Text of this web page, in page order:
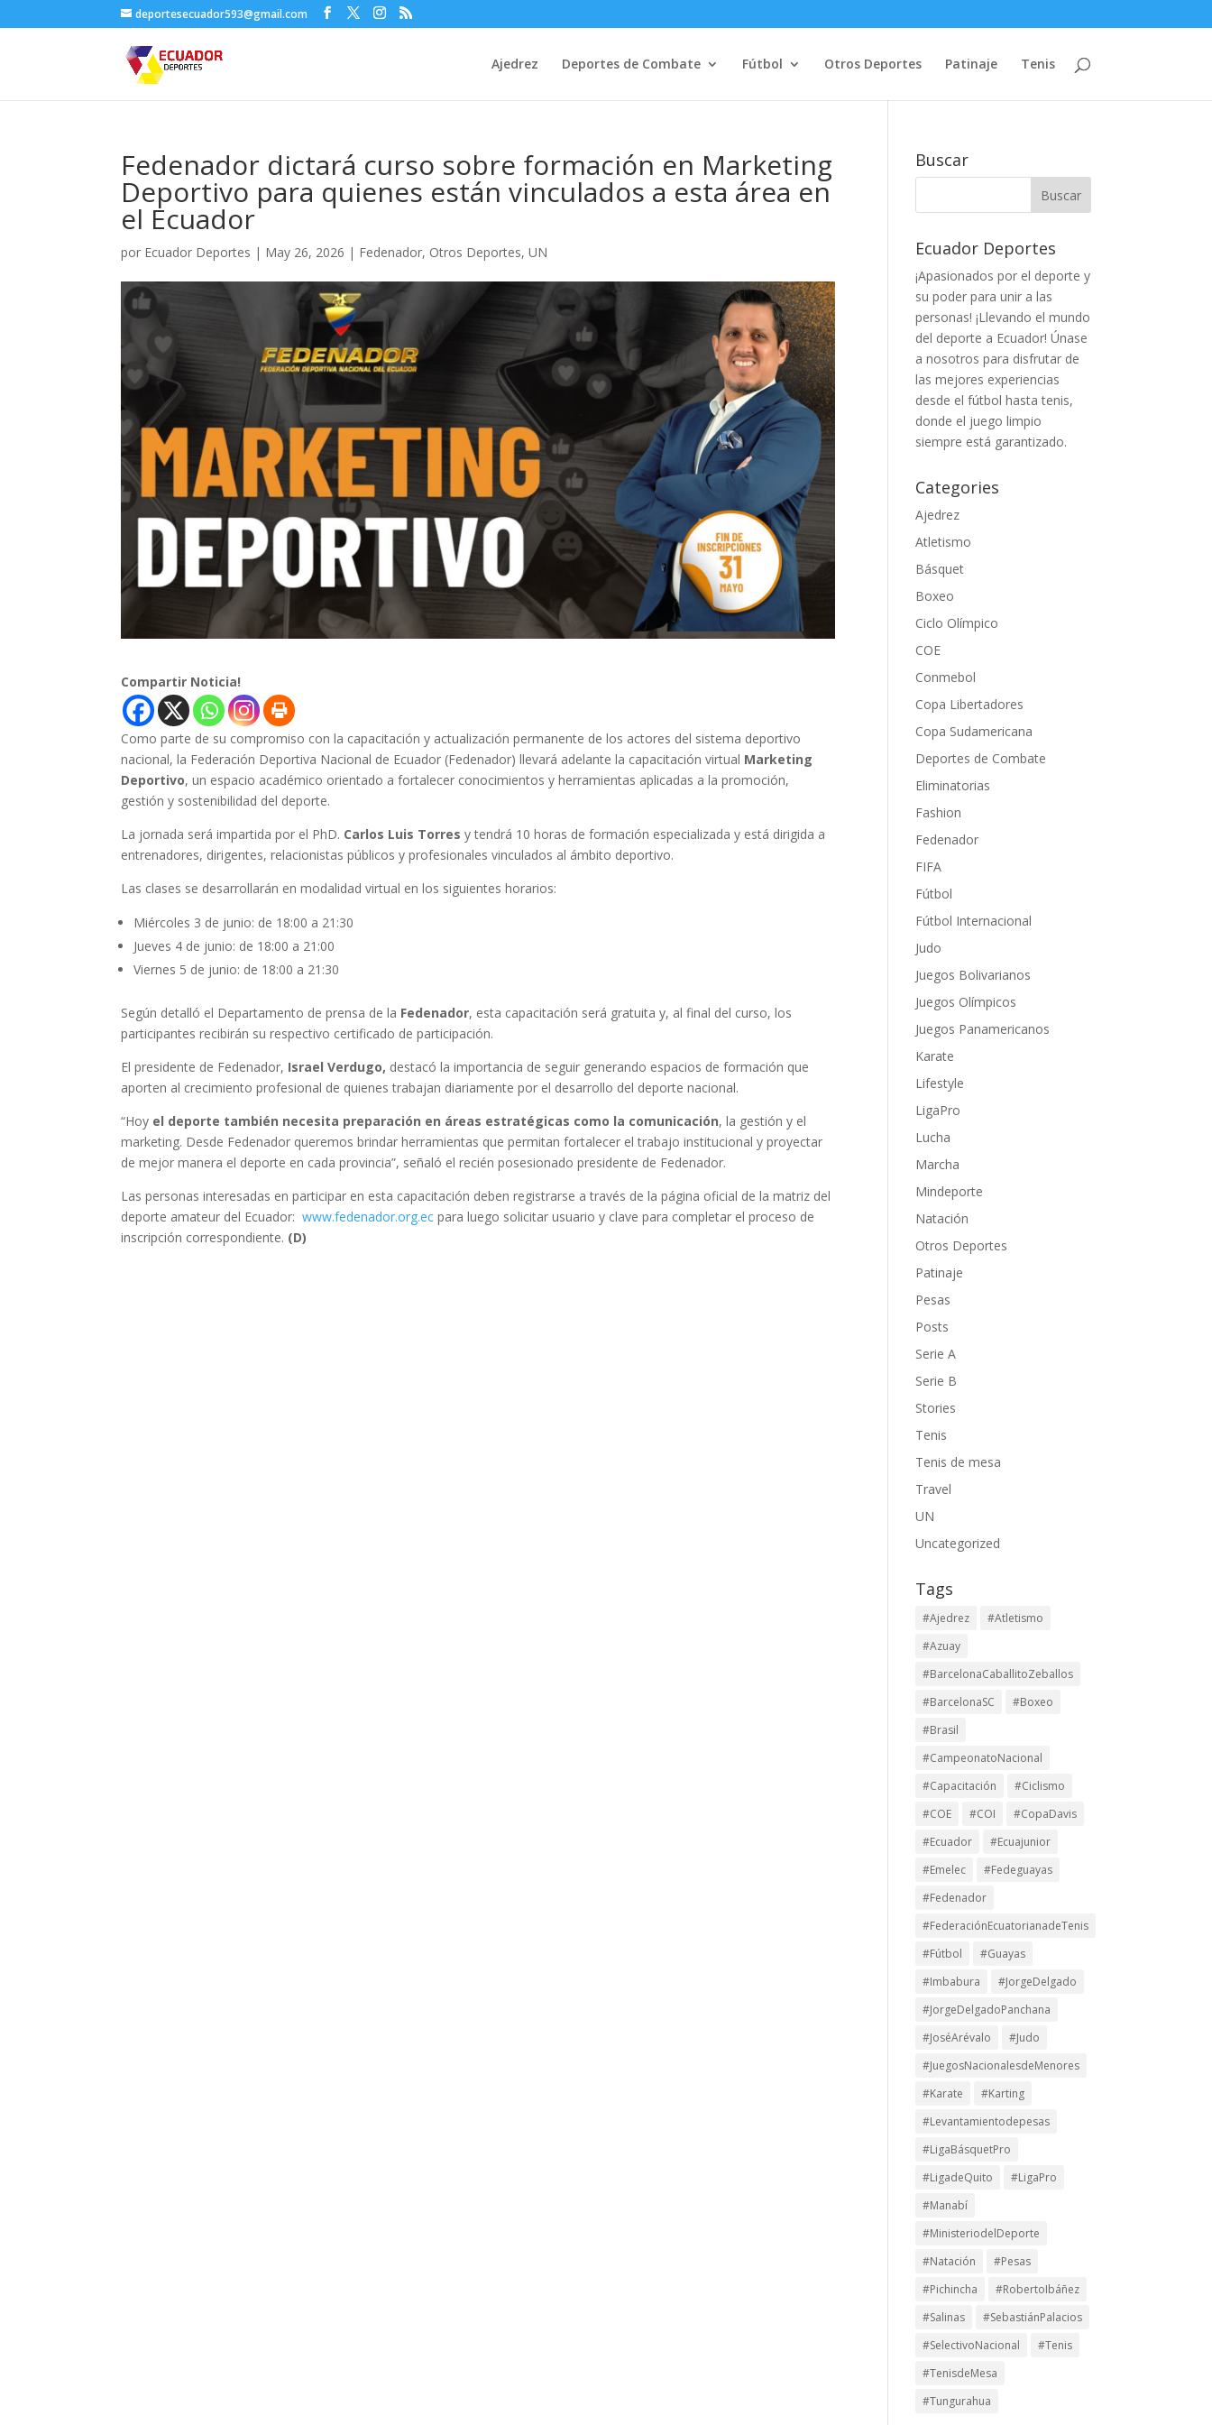
deportesecuador593@gmail.com
Ajedrez Deportes de Combate Fútbol Otros Deportes Patinaje Tenis
Fedenador dictará curso sobre formación en Marketing
Deportivo para quienes están vinculados a esta área en
el Ecuador
por Ecuador Deportes | May 26, 2026 | Fedenador, Otros Deportes,UN
Compartir Noticia!
Como parte de su compromiso con la capacitación y actualización permanente de los actores del sistema deportivo
nacional, la Federación Deportiva Nacional de Ecuador (Fedenador) llevará adelante la capacitación virtual Marketing
Deportivo, un espacio académico orientado a fortalecer conocimientos y herramientas aplicadas a la promoción,
gestión y sostenibilidad del deporte.
La jornada será impartida por el PhD. Carlos Luis Torres y tendrá 10 horas de formación especializada y está dirigida a
entrenadores, dirigentes, relacionistas públicos y profesionales vinculados al ámbito deportivo.
Las clases se desarrollarán en modalidad virtual en los siguientes horarios:
Miércoles 3 de junio: de 18:00 a 21:30
Jueves 4 de junio: de 18:00 a 21:00
Viernes 5 de junio: de 18:00 a 21:30
Según detalló el Departamento de prensa de la Fedenador, esta capacitación será gratuita y, al final del curso, los
participantes recibirán su respectivo certificado de participación.
El presidente de Fedenador, Israel Verdugo, destacó la importancia de seguir generando espacios de formación que
aporten al crecimiento profesional de quienes trabajan diariamente por el desarrollo del deporte nacional.
“Hoy el deporte también necesita preparación en áreas estratégicas como la comunicación, la gestión y el
marketing. Desde Fedenador queremos brindar herramientas que permitan fortalecer el trabajo institucional y proyectar
de mejor manera el deporte en cada provincia”, señaló el recién posesionado presidente de Fedenador.
Las personas interesadas en participar en esta capacitación deben registrarse a través de la página oficial de la matriz del
deporte amateur del Ecuador:www.fedenador.org.ec para luego solicitar usuario y clave para completar el proceso de
inscripción correspondiente. (D)
Buscar
Ecuador Deportes
¡Apasionados por el deporte y
su poder para unir a las
personas! ¡Llevando el mundo
del deporte a Ecuador! Únase
a nosotros para disfrutar de
las mejores experiencias
desde el fútbol hasta tenis,
donde el juego limpio
siempre está garantizado.
Categories
Ajedrez
Atletismo
Básquet
Boxeo
Ciclo Olímpico
COE
Conmebol
Copa Libertadores
Copa Sudamericana
Deportes de Combate
Eliminatorias
Fashion
Fedenador
FIFA
Fútbol
Fútbol Internacional
Judo
Juegos Bolivarianos
Juegos Olímpicos
Juegos Panamericanos
Karate
Lifestyle
LigaPro
Lucha
Marcha
Mindeporte
Natación
Otros Deportes
Patinaje
Pesas
Posts
Serie A
Serie B
Stories
Tenis
Tenis de mesa
Travel
UN
Uncategorized
Tags
#Ajedrez
#Atletismo
#Azuay
#BarcelonaCaballitoZeballos
#BarcelonaSC
#Boxeo
#Brasil
#CampeonatoNacional
#Capacitación
#Ciclismo
#COE
#COI
#CopaDavis
#Ecuador
#Ecuajunior
#Emelec
#Fedeguayas
#Fedenador
#FederaciónEcuatorianadeTenis
#Fútbol
#Guayas
#Imbabura
#JorgeDelgado
#JorgeDelgadoPanchana
#JoséArévalo
#Judo
#JuegosNacionalesdeMenores
#Karate
#Karting
#Levantamientodepesas
#LigaBásquetPro
#LigadeQuito
#LigaPro
#Manabí
#MinisteriodelDeporte
#Natación
#Pesas
#Pichincha
#RobertoIbáñez
#Salinas
#SebastiánPalacios
#SelectivoNacional
#Tenis
#TenisdeMesa
#Tungurahua